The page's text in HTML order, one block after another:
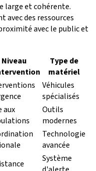
large et cohérente.
avec des ressources
avec le public et
Niveau
Type de
matériel
Véhicules
spécialisés
aux
Outils
modernes
Technologie
avancée
Système